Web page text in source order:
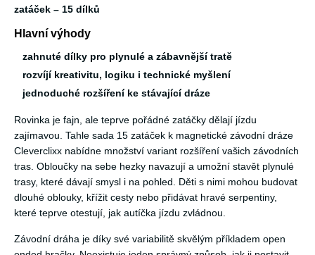
zatáček – 15 dílků
Hlavní výhody
zahnuté dílky pro plynulé a zábavnější tratě
rozvíjí kreativitu, logiku i technické myšlení
jednoduché rozšíření ke stávající dráze
Rovinka je fajn, ale teprve pořádné zatáčky dělají jízdu
zajímavou. Tahle sada 15 zatáček k magnetické závodní dráze
Cleverclixx nabídne množství variant rozšíření vašich závodních
tras. Obloučky na sebe hezky navazují a umožní stavět plynulé
trasy, které dávají smysl i na pohled. Děti s nimi mohou budovat
dlouhé oblouky, křížit cesty nebo přidávat hravé serpentiny,
které teprve otestují, jak autíčka jízdu zvládnou.
Závodní dráha je díky své variabilitě skvělým příkladem open